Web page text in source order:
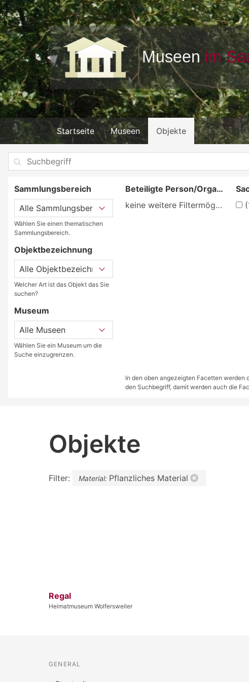
Startseite Museen Objekte
Sammlungsbereich
Wählen Sie einen thematischen
Sammlungsbereich.
Objektbezeichnung
Welcher Art ist das Objekt das Sie
suchen?
Museum
Wählen Sie ein Museum um die
Suche einzugrenzen.
Beteiligte Person/Organisation
keine weitere Filtermöglichkeit
In den oben angezeigten Facetten werden
den Suchbegriff, damit werden auch die
Objekte
Filter: Material: Pflanzliches Material
Regal
Heimatmuseum Wolfersweiler
GENERAL